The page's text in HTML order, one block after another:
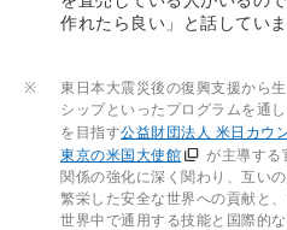
作れたら良い」と話していま
※
東日本大震災後の復興支援から
シップといったプログラムを通
を目指す公益財団法人 米日カウ
東京の米国大使館
が主導する
関係の強化に深く関わり、互い
繁栄した安全な世界への貢献と
世界中で通用する技能と国際的